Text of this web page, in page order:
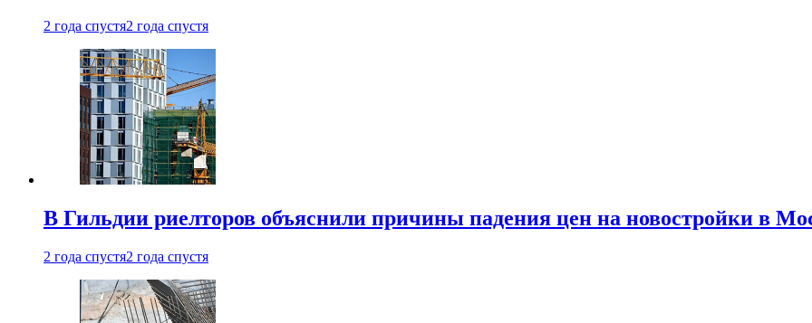
2 года спустя2 года спустя
В Гильдии риелторов объяснили причины падения цен на новостройки в
2 года спустя2 года спустя